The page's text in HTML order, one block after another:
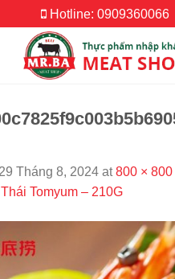
Hotline: 0909360066
29 Tháng 8, 2024 at800 × 800
Tomyum – 210G